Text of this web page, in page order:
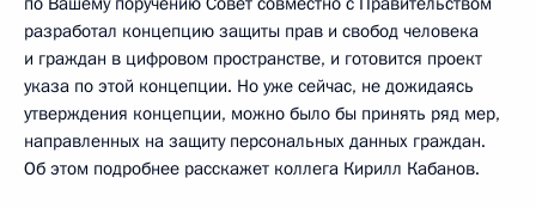
разработал концепцию защиты прав и свобод человека
и граждан в цифровом пространстве, и готовится проект
указа по этой концепции. Но уже сейчас, не дожидаясь
утверждения концепции, можно было бы принять ряд мер,
направленных на защиту персональных данных граждан.
Об этом подробнее расскажет коллега Кирилл Кабанов.